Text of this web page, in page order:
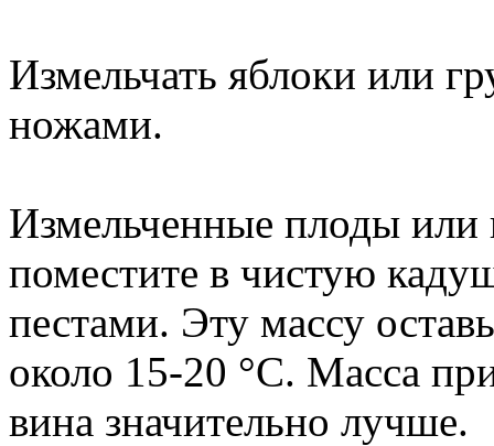
Измельчать яблоки или
ножами.
Измельченные плоды или
поместите в чистую
пестами. Эту массу
около 15-20 °C. Масса
вина значительно лучше.